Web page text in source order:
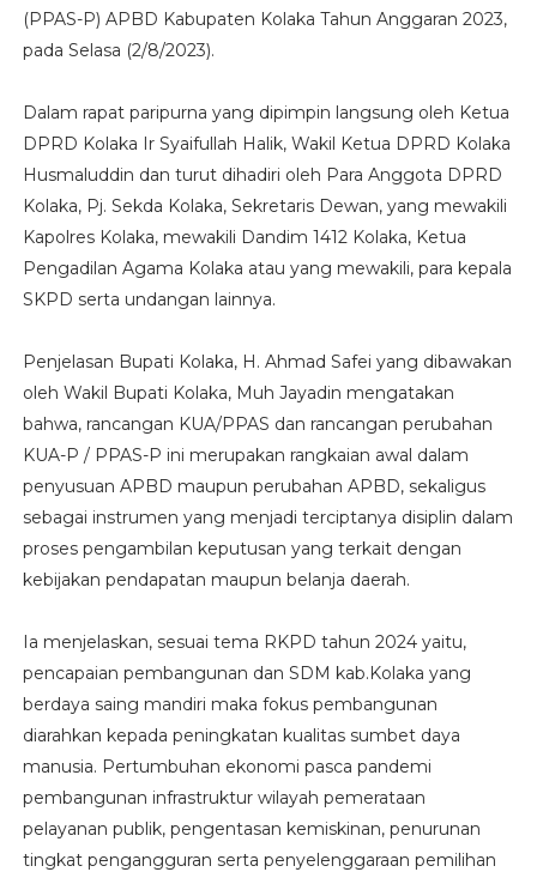
(PPAS-P) APBD Kabupaten Kolaka Tahun Anggaran 2023,
pada Selasa (2/8/2023).
Dalam rapat paripurna yang dipimpin langsung oleh Ketua
DPRD Kolaka Ir Syaifullah Halik, Wakil Ketua DPRD Kolaka
Husmaluddin dan turut dihadiri oleh Para Anggota DPRD
Kolaka, Pj. Sekda Kolaka, Sekretaris Dewan, yang mewakili
Kapolres Kolaka, mewakili Dandim 1412 Kolaka, Ketua
Pengadilan Agama Kolaka atau yang mewakili, para kepala
SKPD serta undangan lainnya.
Penjelasan Bupati Kolaka, H. Ahmad Safei yang dibawakan
oleh Wakil Bupati Kolaka, Muh Jayadin mengatakan
bahwa, rancangan KUA/PPAS dan rancangan perubahan
KUA-P / PPAS-P ini merupakan rangkaian awal dalam
penyusuan APBD maupun perubahan APBD, sekaligus
sebagai instrumen yang menjadi terciptanya disiplin dalam
proses pengambilan keputusan yang terkait dengan
kebijakan pendapatan maupun belanja daerah.
Ia menjelaskan, sesuai tema RKPD tahun 2024 yaitu,
pencapaian pembangunan dan SDM kab.Kolaka yang
berdaya saing mandiri maka fokus pembangunan
diarahkan kepada peningkatan kualitas sumbet daya
manusia. Pertumbuhan ekonomi pasca pandemi
pembangunan infrastruktur wilayah pemerataan
pelayanan publik, pengentasan kemiskinan, penurunan
tingkat pengangguran serta penyelenggaraan pemilihan